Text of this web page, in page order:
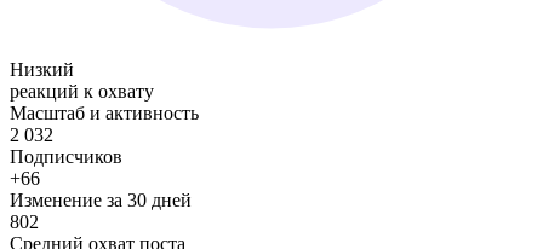
Низкий
реакций к охвату
Масштаб и активность
2 032
Подписчиков
+66
Изменение за 30 дней
802
Средний охват поста